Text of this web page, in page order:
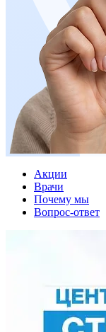
Акции
Врачи
Почему мы
Вопрос-ответ